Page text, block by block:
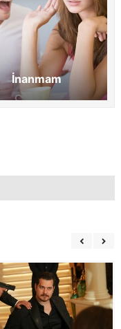
İnanmam